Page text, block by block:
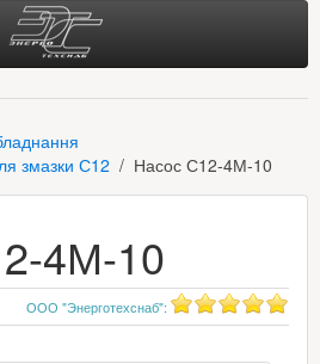
змазки С12
Насос С12-4М-10
4М-10
ООО "Энерготехснаб":